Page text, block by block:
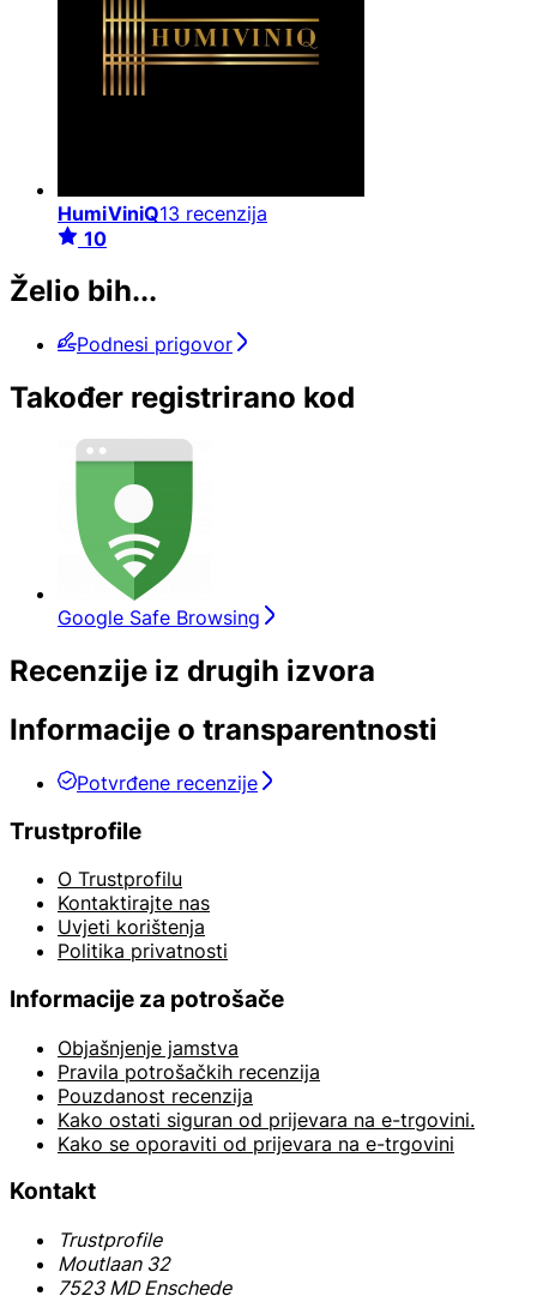
HumiViniQ13 recenzija
10
Želio bih...
Podnesi prigovor
Također registrirano kod
Google Safe Browsing
Recenzije iz drugih izvora
Informacije o transparentnosti
Potvrđene recenzije
Trustprofile
O Trustprofilu
Kontaktirajte nas
Uvjeti korištenja
Politika privatnosti
Informacije za potrošače
Objašnjenje jamstva
Pravila potrošačkih recenzija
Pouzdanost recenzija
Kako ostati siguran od prijevara na e-trgovini.
Kako se oporaviti od prijevara na e-trgovini
Kontakt
Trustprofile
Moutlaan 32
7523 MD Enschede